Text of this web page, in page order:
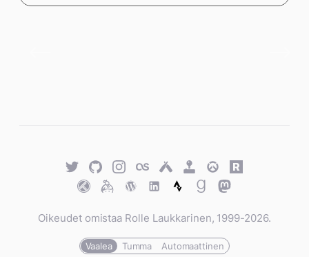
TwitterGitHubTwitterLast.fmUntappd
Retro
Achievements
Overwatch
Rawg.io
TraktKeybaseWordPress
WordPress
StravaGoodreads
Mastodon
Oikeudet omistaa Rolle Laukkarinen, 1999-2026.
Vaalea Tumma Automaattinen